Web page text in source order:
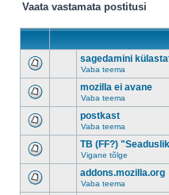
Vaata vastamata postitusi
sagedamini
Vaba teema
mozilla ei avane
Vaba teema
postkast
Vaba teema
TB (FF?)
Vigane tõlge
addons.mozilla.org
Vaba teema